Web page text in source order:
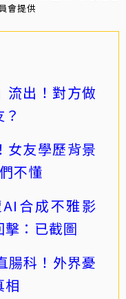
會提供
流出！對方做
女友學歷背景
不懂
合成不雅影
：已截圖
腸科！外界憂